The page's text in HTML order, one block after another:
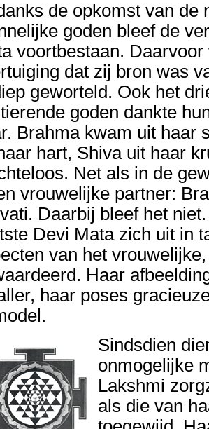
de opkomst van de
goden bleef de
voortbestaan. Daarvoor
dat zij bron was
geworteld. Ook het
goden dankte
Brahma kwam uit haar
hart, Shiva uit haar
Net als in de
vrouwelijke partner:
Daarbij bleef het
Devi Mata zich uit in
van het
Haar
haar poses
Sindsdien
onmogelijke
Lakshmi
als die van